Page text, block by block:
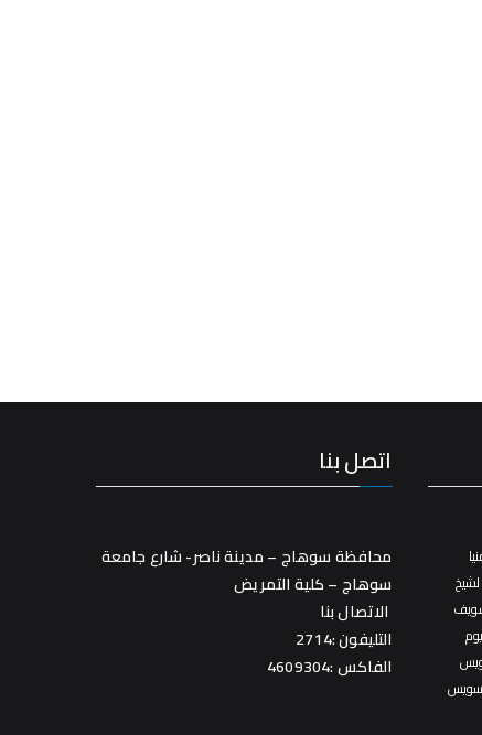
اتصل بنا
محافظة سوهاج – مدينة ناصر- شارع جامعة
سوهاج – كلية التمريض
الاتصال بنا
التليفون :2714
الفاكس :4609304